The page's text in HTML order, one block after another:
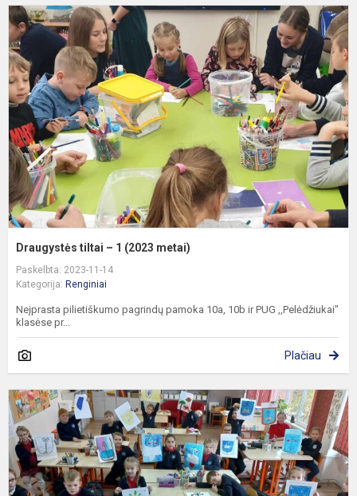
Draugystės tiltai – 1 (2023 metai)
Paskelbta: 2023-11-14
Kategorija: Renginiai
Neįprasta pilietiškumo pagrindų pamoka 10a, 10b ir PUG ,,Pelėdžiukai"
klasėse pr...
Plačiau